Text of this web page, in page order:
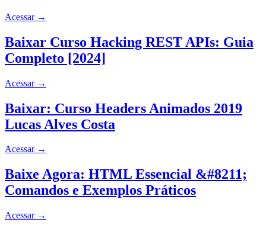
Acessar →
Baixar Curso Hacking REST APIs: Guia
Completo [2024]
Acessar →
Baixar: Curso Headers Animados 2019
Lucas Alves Costa
Acessar →
Baixe Agora: HTML Essencial &#8211;
Comandos e Exemplos Práticos
Acessar →